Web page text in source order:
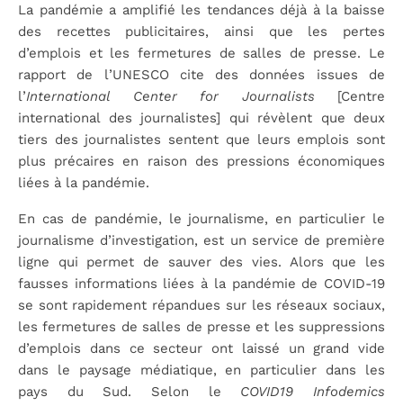
La pandémie a amplifié les tendances déjà à la baisse
des recettes publicitaires, ainsi que les pertes
d’emplois et les fermetures de salles de presse. Le
rapport de l’UNESCO cite des données issues de
l’International Center for Journalists [Centre
international des journalistes] qui révèlent que deux
tiers des journalistes sentent que leurs emplois sont
plus précaires en raison des pressions économiques
liées à la pandémie.
En cas de pandémie, le journalisme, en particulier le
journalisme d’investigation, est un service de première
ligne qui permet de sauver des vies. Alors que les
fausses informations liées à la pandémie de COVID-19
se sont rapidement répandues sur les réseaux sociaux,
les fermetures de salles de presse et les suppressions
d’emplois dans ce secteur ont laissé un grand vide
dans le paysage médiatique, en particulier dans les
pays du Sud. Selon le COVID19
Infodemics